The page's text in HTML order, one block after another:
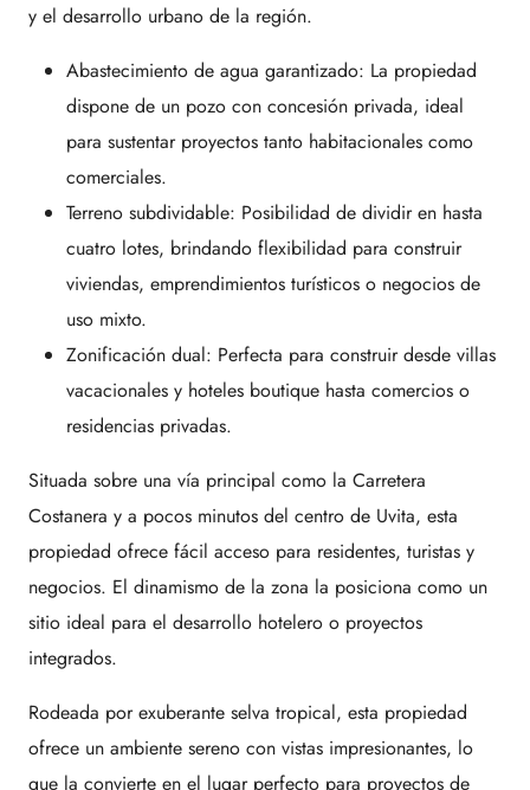
y el desarrollo urbano de la región.
Abastecimiento de agua garantizado: La propiedad
dispone de un pozo con concesión privada, ideal
para sustentar proyectos tanto habitacionales como
comerciales.
Terreno subdividable: Posibilidad de dividir en hasta
cuatro lotes, brindando flexibilidad para construir
viviendas, emprendimientos turísticos o negocios de
uso mixto.
Zonificación dual: Perfecta para construir desde villas
vacacionales y hoteles boutique hasta comercios o
residencias privadas.
Situada sobre una vía principal como la Carretera
Costanera y a pocos minutos del centro de Uvita, esta
propiedad ofrece fácil acceso para residentes, turistas y
negocios. El dinamismo de la zona la posiciona como un
sitio ideal para el desarrollo hotelero o proyectos
integrados.
Rodeada por exuberante selva tropical, esta propiedad
ofrece un ambiente sereno con vistas impresionantes, lo
que la convierte en el lugar perfecto para proyectos de